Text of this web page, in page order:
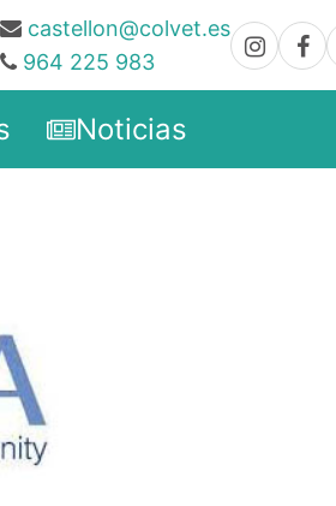
castellon@colvet.es
964 225 983
Noticias